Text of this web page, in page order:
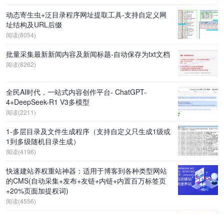
动态寄生虫+泛目录程序网址提取工具-支持自定义网
址结构及URL后缀
阅读(8054)
批量采集最新新闻内容及新闻标题-自动保存为txt文档
阅读(8262)
全民AI时代，一站式内容创作平台- ChatGPT-
4+DeepSeek-R1 V3多模型
阅读(2211)
1-多层目录及文件生成程序（支持自定义只生成1级或
1到多级随机目录生成）
阅读(4196)
快速建站养权重站神器：适用于博客到各种类型网站
的CMS(自动采集+发布+友链+内链+内置百万标签页
+20%页面加提权词)
阅读(4556)